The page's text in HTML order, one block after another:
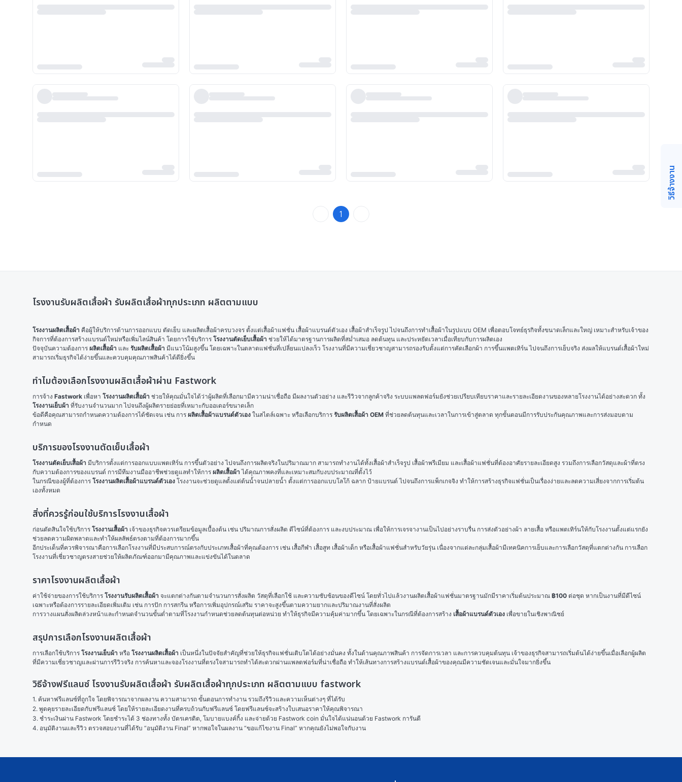
1
โรงงานรับผลิตเสื้อผ้า รับผลิตเสื้อผ้าทุกประเภท ผลิตตามแบบ
โรงงานผลิตเสื้อผ้า คือผู้ให้บริการด้านการออกแบบ ตัดเย็บ และผลิตเสื้อผ้าครบวงจร ตั้งแต่เสื้อผ้าแฟชั่น เสื้อผ้าแบรนด์ตัวเอง เสื้อผ้าสำเร็จรูป ไปจนถึงการทำเสื้อผ้าในรูปแบบ OEM เพื่อตอบโจทย์ธุรกิจทั้งขนาดเล็กและใหญ่ เหมาะสำหรับเจ้าของ
กิจการที่ต้องการสร้างแบรนด์ใหม่หรือเพิ่มไลน์สินค้า โดยการใช้บริการ โรงงานตัดเย็บเสื้อผ้า ช่วยให้ได้มาตรฐานการผลิตที่สม่ำเสมอ ลดต้นทุน และประหยัดเวลาเมื่อเทียบกับการผลิตเอง
ปัจจุบันความต้องการ ผลิตเสื้อผ้า และ รับผลิตเสื้อผ้า มีแนวโน้มสูงขึ้น โดยเฉพาะในตลาดแฟชั่นที่เปลี่ยนแปลงเร็ว โรงงานที่มีความเชี่ยวชาญสามารถรองรับตั้งแต่การคัดเลือกผ้า การขึ้นแพตเทิร์น ไปจนถึงการเย็บจริง ส่งผลให้แบรนด์เสื้อผ้าใหม่
สามารถเริ่มธุรกิจได้ง่ายขึ้นและควบคุมคุณภาพสินค้าได้ดียิ่งขึ้น
ทำไมต้องเลือกโรงงานผลิตเสื้อผ้าผ่าน Fastwork
การจ้าง Fastwork เพื่อหา โรงงานผลิตเสื้อผ้า
โรงงานเย็บผ้า ที่รับงานจำนวนมาก ไปจนถึงผู้ผลิตรายย่อยที่เหมาะกับออเดอร์ขนาดเล็ก
ข้อดีคือคุณสามารถกำหนดความต้องการได้ชัดเจน เช่น การ ผลิตเสื้อผ้าแบรนด์ตัวเอง ในสไตล์เฉพาะ หรือเลือกบริการ รับผลิตเสื้อผ้า OEM ที่ช่วยลดต้นทุนและเวลาในการเข้าสู่ตลาด ทุกขั้นตอนมีการรับประกันคุณภาพและการส่งมอบตาม
กำหนด
บริการของโรงงานตัดเย็บเสื้อผ้า
โรงงานตัดเย็บเสื้อผ้า มีบริการตั้งแต่การออกแบบแพตเทิร์น การขึ้นตัวอย่าง ไปจนถึงการผลิตจริงในปริมาณมาก สามารถทำงานได้ทั้งเสื้อผ้าสำเร็จรูป เสื้อผ้าพรีเมียม และเสื้อผ้าแฟชั่นที่ต้องอาศัยรายละเอียดสูง รวมถึงการเลือกวัสดุและผ้าที่ตรง
กับความต้องการของแบรนด์ การมีทีมงานมืออาชีพช่วยดูแลทำให้การ ผลิตเสื้อผ้า ได้คุณภาพคงที่และเหมาะสมกับงบประมาณที่ตั้งไว้
ในกรณีของผู้ที่ต้องการ โรงงานผลิตเสื้อผ้าแบรนด์ตัวเอง โรงงานจะช่วยดูแลตั้งแต่ต้นน้ำจนปลายน้ำ ตั้งแต่การออกแบบโลโก้ ฉลาก ป้ายแบรนด์ ไปจนถึงการแพ็กเกจจิง ทำให้การสร้างธุรกิจแฟชั่นเป็นเรื่องง่ายและลดความเสี่ยงจากการเริ่มต้น
เองทั้งหมด
สิ่งที่ควรรู้ก่อนใช้บริการโรงงานเสื้อผ้า
ก่อนตัดสินใจใช้บริการ โรงงานเสื้อผ้า เจ้าของธุรกิจควรเตรียมข้อมูลเบื้องต้น เช่น ปริมาณการสั่งผลิต ดีไซน์ที่ต้องการ และงบประมาณ เพื่อให้การเจรจางานเป็นไปอย่างราบรื่น การส่งตัวอย่างผ้า ลายเสื้อ หรือแพตเทิร์นให้กับโรงงานตั้งแต่แรกยัง
ช่วยลดความผิดพลาดและทำให้ผลลัพธ์ตรงตามที่ต้องการมากขึ้น
อีกประเด็นที่ควรพิจารณาคือการเลือกโรงงานที่มีประสบการณ์ตรงกับประเภทเสื้อผ้าที่คุณต้องการ เช่น เสื้อกีฬา เสื้อสูท เสื้อผ้าเด็ก หรือเสื้อผ้าแฟชั่นสำหรับวัยรุ่น เนื่องจากแต่ละกลุ่มเสื้อผ้ามีเทคนิคการเย็บและการเลือกวัสดุที่แตกต่างกัน การเลือก
โรงงานที่เชี่ยวชาญตรงสายช่วยให้ผลิตภัณฑ์ออกมามีคุณภาพและแข่งขันได้ในตลาด
ราคาโรงงานผลิตเสื้อผ้า
ค่าใช้จ่ายของการใช้บริการ โรงงานรับผลิตเสื้อผ้า จะแตกต่างกันตามจำนวนการสั่งผลิต วัสดุที่เลือกใช้ และความซับซ้อนของดีไซน์ โดยทั่วไปแล้วงานผลิตเสื้อผ้าแฟชั่นมาตรฐานมักมีราคาเริ่มต้นประมาณ ฿100 ต่อชุด หากเป็นงานที่มีดีไซน์
เฉพาะหรือต้องการรายละเอียดเพิ่มเติม เช่น การปัก การสกรีน หรือการเพิ่มอุปกรณ์เสริม ราคาจะสูงขึ้นตามความยากและปริมาณงานที่สั่งผลิต
การวางแผนสั่งผลิตล่วงหน้าและกำหนดจำนวนขั้นต่ำตามที่โรงงานกำหนดช่วยลดต้นทุนต่อหน่วย ทำให้ธุรกิจมีความคุ้มค่ามากขึ้น โดยเฉพาะในกรณีที่ต้องการสร้าง เสื้อผ้าแบรนด์ตัวเอง เพื่อขายในเชิงพาณิชย์
สรุปการเลือกโรงงานผลิตเสื้อผ้า
การเลือกใช้บริการ โรงงานเย็บผ้า หรือ โรงงานผลิตเสื้อผ้า เป็นหนึ่งในปัจจัยสำคัญที่ช่วยให้ธุรกิจแฟชั่นเติบโตได้อย่างมั่นคง ทั้งในด้านคุณภาพสินค้า การจัดการเวลา และการควบคุมต้นทุน เจ้าของธุรกิจสามารถเริ่มต้นได้ง่ายขึ้นเมื่อเลือกผู้ผลิต
ที่มีความเชี่ยวชาญและผ่านการรีวิวจริง การค้นหาและจองโรงงานที่ตรงใจสามารถทำได้สะดวกผ่านแพลตฟอร์มที่น่าเชื่อถือ ทำให้เส้นทางการสร้างแบรนด์เสื้อผ้าของคุณมีความชัดเจนและมั่นใจมากยิ่งขึ้น
วิธีจ้างฟรีแลนซ์ โรงงานรับผลิตเสื้อผ้า รับผลิตเสื้อผ้าทุกประเภท ผลิตตามแบบ fastwork
1. ค้นหาฟรีแลนซ์ที่ถูกใจ โดยพิจารณาจากผลงาน ความสามารถ ขั้นตอนการทำงาน รวมถึงรีวิวและความเห็นต่างๆ ที่ได้รับ
2. พูดคุยรายละเอียดกับฟรีแลนซ์ โดยให้รายละเอียดงานที่ครบถ้วนกับฟรีแลนซ์ โดยฟรีแลนซ์จะสร้างใบเสนอราคาให้คุณพิจารณา
3. ชำระเงินผ่าน Fastwork โดยชำระได้ 3 ช่องทางทั้ง บัตรเครดิต, โมบายแบงค์กิ้ง และจ่ายด้วย Fastwork coin มั่นใจได้แน่นอนด้วย Fastwork การันตี
4. อนุมัติงานและรีวิว ตรวจสอบงานที่ได้รับ “อนุมัติงาน Final” หากพอใจในผลงาน “ขอแก้ไขงาน Final” หากคุณยังไม่พอใจกับงาน
วิธีจ้างงาน